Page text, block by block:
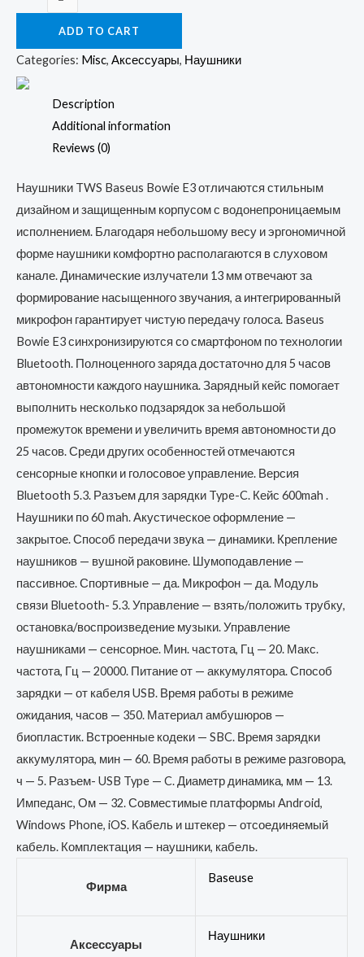
TWS
Наушники
Bowie
E3
quantity
ADD TO CART
Categories: Misc, Аксессуары, Наушники
Description
Additional information
Reviews (0)
Наушники TWS Baseus Bowie E3 отличаются стильным
дизайном и защищенным корпусом с водонепроницаемым
исполнением. Благодаря небольшому весу и эргономичной
форме наушники комфортно располагаются в слуховом
канале. Динамические излучатели 13 мм отвечают за
формирование насыщенного звучания, а интегрированный
микрофон гарантирует чистую передачу голоса. Baseus
Bowie E3 синхронизируются со смартфоном по технологии
Bluetooth. Полноценного заряда достаточно для 5 часов
автономности каждого наушника. Зарядный кейс помогает
выполнить несколько подзарядок за небольшой
промежуток времени и увеличить время автономности до
25 часов. Среди других особенностей отмечаются
сенсорные кнопки и голосовое управление. Версия
Bluetooth 5.3. Разъем для зарядки Type-C. Кейс 600mah .
Наушники по 60 mah. Акустическое оформление —
закрытое. Способ передачи звука — динамики. Крепление
наушников — вушной раковине. Шумоподавление —
пассивное. Спортивные — да. Микрофон — да. Модуль
связи Bluetooth- 5.3. Управление — взять/положить трубку,
остановка/воспроизведение музыки. Управление
наушниками — сенсорное. Мин. частота, Гц — 20. Макс.
частота, Гц — 20000. Питание от — аккумулятора. Способ
зарядки — от кабеля USB. Время работы в режиме
ожидания, часов — 350. Материал амбушюров —
биопластик. Встроенные кодеки — SBC. Время зарядки
аккумулятора, мин — 60. Время работы в режиме разговора,
ч — 5. Разъем- USB Type — C. Диаметр динамика, мм — 13.
Импеданс, Ом — 32. Совместимые платформы Android,
Windows Phone, iOS. Кабель и штекер — отсоединяемый
кабель. Комплектация — наушники, кабель.
Фирма
Baseuse
Аксессуары
Наушники